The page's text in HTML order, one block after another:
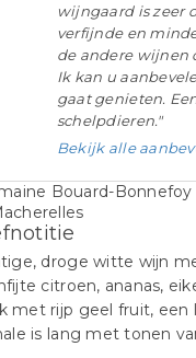
wijngaard is zeer
verfijnde en
de andere wijnen
Ik kan u
gaat genieten.
schelpdieren."
Bekijk alle
droge witte wijn
citroen, ananas,
met rijp geel fruit, een
is lang met tonen